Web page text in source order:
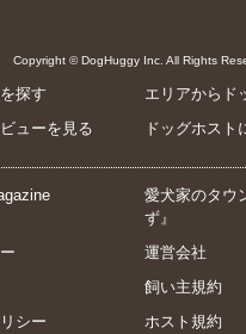
Copyright © DogHuggy Inc. All Rights
探す
エリアからド
ューを見る
ドッグホスト
愛犬家のタウ
ず』
運営会社
飼い主規約
シー
ホスト規約